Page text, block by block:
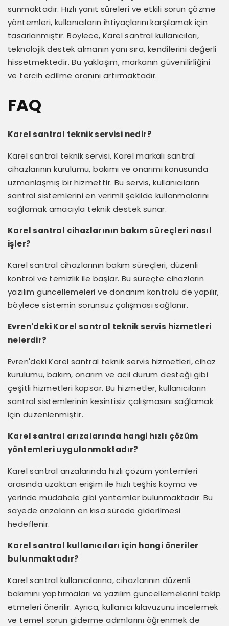
sunmaktadır. Hızlı yanıt süreleri ve etkili sorun çözme
yöntemleri, kullanıcıların ihtiyaçlarını karşılamak için
tasarlanmıştır. Böylece, Karel santral kullanıcıları,
teknolojik destek almanın yanı sıra, kendilerini değerli
hissetmektedir. Bu yaklaşım, markanın güvenilirliğini
ve tercih edilme oranını artırmaktadır.
FAQ
Karel santral teknik servisi nedir?
Karel santral teknik servisi, Karel markalı santral
cihazlarının kurulumu, bakımı ve onarımı konusunda
uzmanlaşmış bir hizmettir. Bu servis, kullanıcıların
santral sistemlerini en verimli şekilde kullanmalarını
sağlamak amacıyla teknik destek sunar.
Karel santral cihazlarının bakım süreçleri nasıl
işler?
Karel santral cihazlarının bakım süreçleri, düzenli
kontrol ve temizlik ile başlar. Bu süreçte cihazların
yazılım güncellemeleri ve donanım kontrolü de yapılır,
böylece sistemin sorunsuz çalışması sağlanır.
Evren'deki Karel santral teknik servis hizmetleri
nelerdir?
Evren'deki Karel santral teknik servis hizmetleri, cihaz
kurulumu, bakım, onarım ve acil durum desteği gibi
çeşitli hizmetleri kapsar. Bu hizmetler, kullanıcıların
santral sistemlerinin kesintisiz çalışmasını sağlamak
için düzenlenmiştir.
Karel santral arızalarında hangi hızlı çözüm
yöntemleri uygulanmaktadır?
Karel santral arızalarında hızlı çözüm yöntemleri
arasında uzaktan erişim ile hızlı teşhis koyma ve
yerinde müdahale gibi yöntemler bulunmaktadır. Bu
sayede arızaların en kısa sürede giderilmesi
hedeflenir.
Karel santral kullanıcıları için hangi öneriler
bulunmaktadır?
Karel santral kullanıcılarına, cihazlarının düzenli
bakımını yaptırmaları ve yazılım güncellemelerini takip
etmeleri önerilir. Ayrıca, kullanıcı kılavuzunu incelemek
ve temel sorun giderme adımlarını öğrenmek de